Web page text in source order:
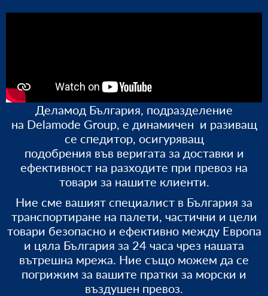
Деламод България, подразделение
на Delamode Group, е динамичен и разиващ
се спедитор, осигуряващ
подобрения във веригата за доставки и
ефективност на разходите при превоз на
товари за нашите клиенти.
Ние сме вашият специалист в България за
транспортиране на палети, частични и цели
товари безопасно и ефективно между Европа
и цяла България за 24 часа чрез нашата
вътрешна мрежа. Ние също можем да се
погрижим за вашите пратки за морски и
въздушен превоз.